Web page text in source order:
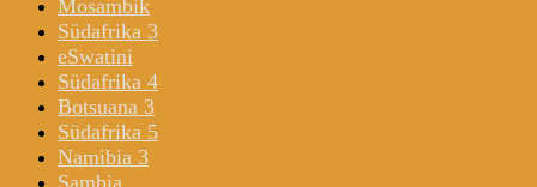
Mosambik
Südafrika 3
eSwatini
Südafrika 4
Botsuana 3
Südafrika 5
Namibia 3
Sambia